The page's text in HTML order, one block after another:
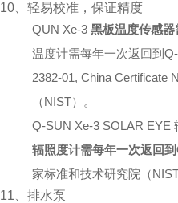
10、轻易校准，保证精度
QUN Xe-3 黑板温度传感
温度计需每年一次返回到
2382-01, China Certificate
（NIST）。
Q-SUN Xe-3 SOLAR EYE
辐照度计需每年一次返回
家标准和技术研究院（NIST
11、排水泵